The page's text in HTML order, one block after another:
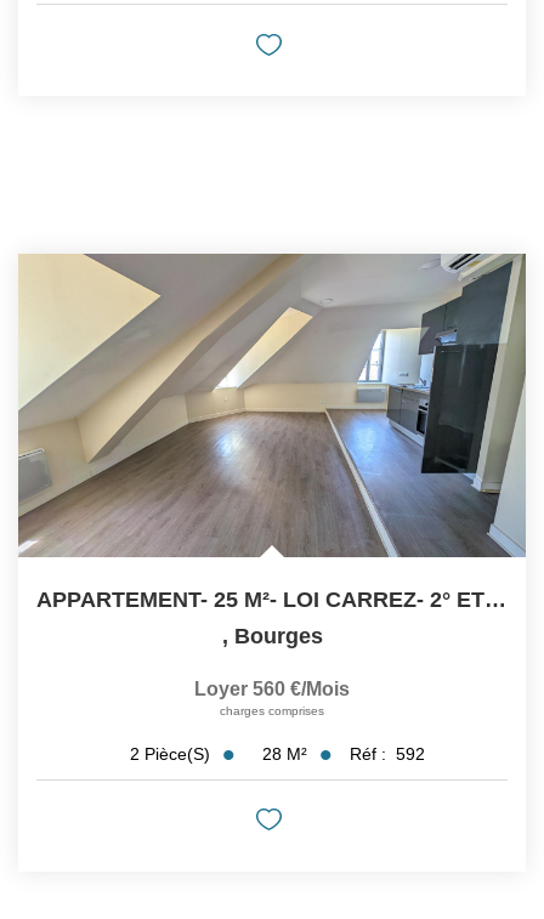
APPARTEMENT- 25 M²- LOI CARREZ- 2° ETG- BOURGES
, Bourges
Loyer 560 €/mois
charges comprises
2 Pièce(s) 28 M² Réf : 592